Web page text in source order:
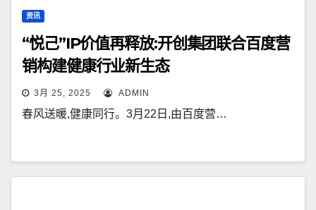
资讯
“悦己”IP价值再释放:开创集团联合百度营
销构建健康行业新生态
3月 25, 2025 ADMIN
春风送暖,健康同行。3月22日,由百度营…